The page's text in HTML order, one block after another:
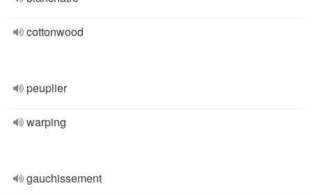
cottonwood
peuplier
warping
gauchissement